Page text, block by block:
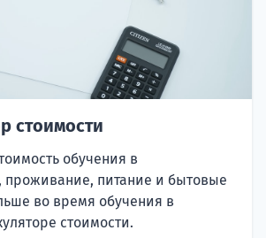
стоимости
обучения в
проживание, питание и бытовые
во время обучения в
стоимости.